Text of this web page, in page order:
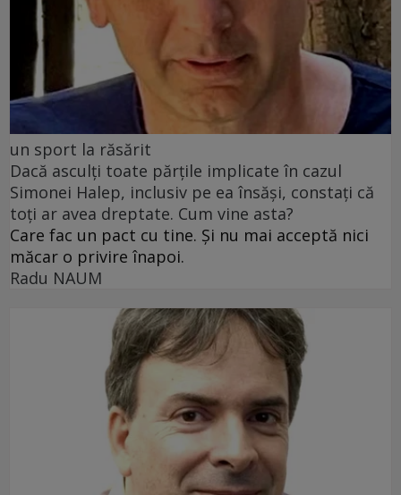
un sport la răsărit
Dacă asculți toate părțile implicate în cazul
Simonei Halep, inclusiv pe ea însăși, constați că
toți ar avea dreptate. Cum vine asta?
Care fac un pact cu tine. Și nu mai acceptă nici
măcar o privire înapoi.
Radu NAUM